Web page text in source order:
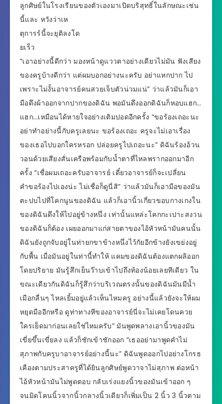
ลูกศิษย์ในโรงเรียนของตัวเองมาเปิดบริสุทธิ์ในลักษณะเช่น
นี้และ หวังว่าเห
ตุการร์นี้จะยุติลงโด
ยเร็ว
“เอาอย่างนี้ดีกว่า มองหน้าดูแววตาอย่างเดียวไม่มัน ฟังเสียง
ของครูบ้างดีกว่า แต่ผมบอกอย่างนะครับ อย่าแหกปาก ไป
เพราะไม่งั้นอาจารย์คนสวยเจ็บตัวน่วมแน่” ว่าแล้วมันก็เอา
มือดึงผ้าออกจากปากของดิฉัน พอมันดึงออกดิฉันก็หอบแฮก…
แฮก…เหมือนได้หายใจอย่างเติมปอดอีกครั้ง “ขอร้องเถอะนะ
อย่าทำอย่างนี้กับครูเลยนะ ขอร้องเถอะ ครูจะไม่เอาเรื่อง
ของเธอไปบอกใครหรอก ปล่อยครูไปเถอะนะ” ดิฉันร้องอ้วน
วอนด้วยเสียงสั่นเครือพร้อมกับน้ำตาที่ไหลพรากออกมาอีก
ครั้ง “เชื่อผมเถอะครับอาจารย์ เดี๋ยวอาจารย์ก็จะเปลี่ยน
คำขอร้องไปเองน่ะ ไม่เชื่อก็ดูนี่สิ” ว่าแล้วมันก็เอามือของมัน
ตะปบไปที่โคกนูนของดิฉัน แล้วก็เอานิ้วเกี่ยวขอบกางเกงใน
ของดิฉันดึงให้ไปอยู่ข้างหนึ่ง เท่านั้นแหล่ะโคกกะเปาะสงวน
ของดิฉันก็ต้อง เผยออกมาแก่สายตาของไอ้หัวหน้ามันคนนั้น
ดิฉันยังถูกจับอยู่ในท่ายกขาข้างหนึ่งไว้กัยอีกข้างยังเขย่งอยู่
กับพื้น เมื่อมันอยู่ในท่านี้ทำให้ แคมของดิฉันต้องแตกผลิออก
โดยปริยาย มันรู้สึกเย็นว๊าบเข้าไปถึงท้องน้อยเลยทีเดียว ใน
ขณะเดียวกันดิฉันก็รู้สึกว่าบริเวณตรงนั้นของดิฉันมันมีน้ำ
เมือกลื่นๆ ไหลเยิ้มอยู่แล้วเห็นไหมครู อย่างนี้แล้วยังจะให้ผม
หยุดมืออีกหรือ ดูท่าทางหีของอาจารย์นี่จะไม่เคยโดนควย
ใครเย็ดมาก่อนเลยใช่ไหมครับ” มันพูดพลางเอานิ้วของมัน
เขี่ยขึ้นเขี่ยลง แล้วก็ชักเข้าชักออก “เธออย่ามาพูดคำไม่
สุภาพกับครูบาอาจารย์อย่างนี้นะ” ดิฉันพูดออกไปอย่างโกรธ
เคืองตามประสาครูที่ได้ยินลูกศิษย์พูดวาจาไม่สุภาพ ต่อหน้า
ไอ้หัวหน้ามันไม่พูดตอบ กลับเร่งแยงนิ้วของมันเข้าออก ๆ
จนมิดโคนนิ้วจากนิ้วกลางนิ้วเดียวก็เพิ่มเป็น 2 นิ้ว 3 นิ้วตาม